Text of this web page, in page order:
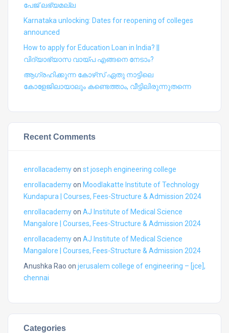
പേജ് ലഭ്യമല്ല
Karnataka unlocking: Dates for reopening of colleges
announced
How to apply for Education Loan in India? ||
വിദ്യാഭ്യാസ വായ്പ എങ്ങനെ നേടാം?
ആഗ്രഹിക്കുന്ന കോഴ്‍സ് ഏതു നാട്ടിലെ
കോളേജിലായാലും കണ്ടെത്താം, വീട്ടിലിരുന്നുതന്നെ
Recent Comments
enrollacademyon st joseph engineering college
enrollacademyon Moodlakatte Institute of Technology
Kundapura | Courses, Fees-Structure & Admission 2024
enrollacademyon AJ Institute of Medical Science
Mangalore | Courses, Fees-Structure & Admission 2024
enrollacademyon AJ Institute of Medical Science
Mangalore | Courses, Fees-Structure & Admission 2024
Anushka Rao on jerusalem college of engineering – [jce],
chennai
Categories